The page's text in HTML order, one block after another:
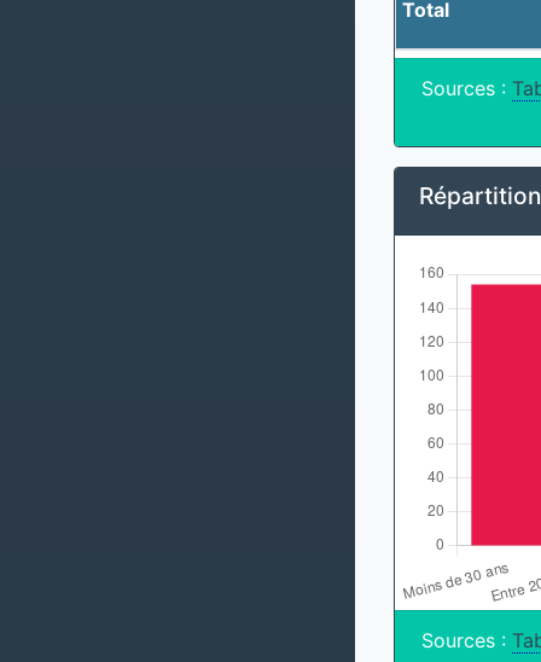
Total
Sources :
Sources :